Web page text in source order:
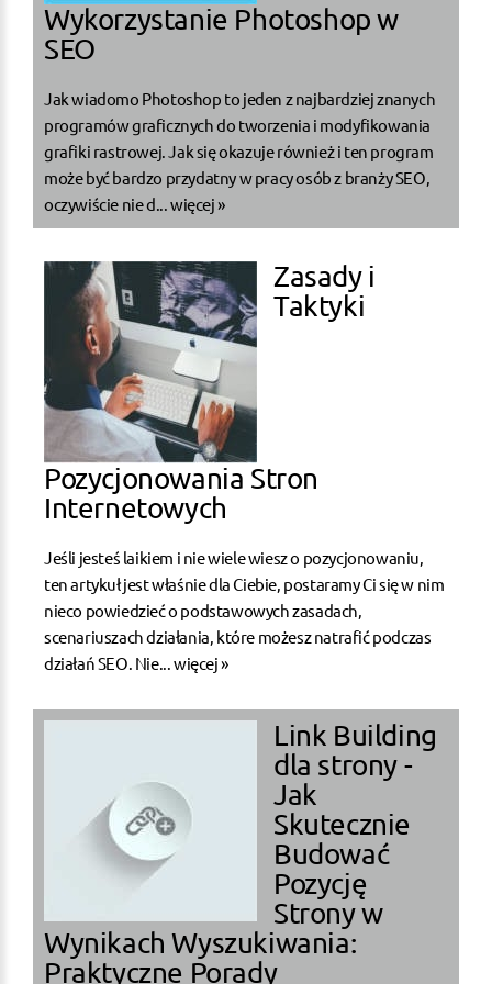
Wykorzystanie Photoshop w
SEO
Jak wiadomo Photoshop to jeden z najbardziej znanych
programów graficznych do tworzenia i modyfikowania
grafiki rastrowej. Jak się okazuje również i ten program
może być bardzo przydatny w pracy osób z branży SEO,
oczywiście nie d... więcej »
Zasady i
Taktyki
Pozycjonowania Stron
Internetowych
Jeśli jesteś laikiem i nie wiele wiesz o pozycjonowaniu,
ten artykuł jest właśnie dla Ciebie, postaramy Ci się w nim
nieco powiedzieć o podstawowych zasadach,
scenariuszach działania, które możesz natrafić podczas
działań SEO. Nie... więcej »
Link Building
dla strony -
Jak
Skutecznie
Budować
Pozycję
Strony w
Wynikach Wyszukiwania:
Praktyczne Porady